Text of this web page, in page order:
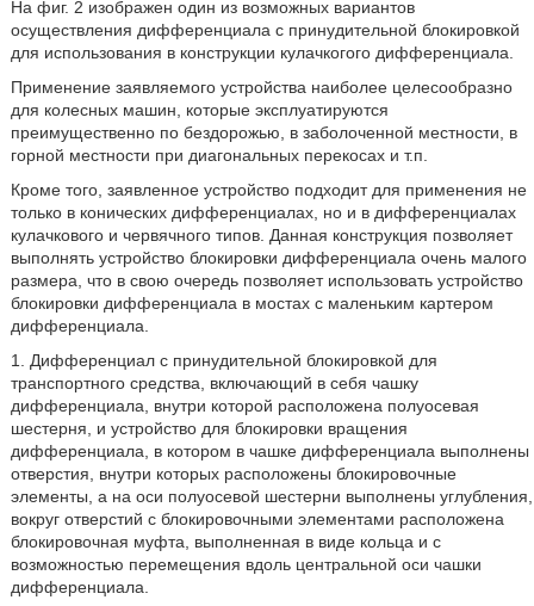
На фиг. 2 изображен один из возможных вариантов
осуществления дифференциала с принудительной блокировкой
для использования в конструкции кулачкогого дифференциала.
Применение заявляемого устройства наиболее целесообразно
для колесных машин, которые эксплуатируются
преимущественно по бездорожью, в заболоченной местности, в
горной местности при диагональных перекосах и т.п.
Кроме того, заявленное устройство подходит для применения не
только в конических дифференциалах, но и в дифференциалах
кулачкового и червячного типов. Данная конструкция позволяет
выполнять устройство блокировки дифференциала очень малого
размера, что в свою очередь позволяет использовать устройство
блокировки дифференциала в мостах с маленьким картером
дифференциала.
1. Дифференциал с принудительной блокировкой для
транспортного средства, включающий в себя чашку
дифференциала, внутри которой расположена полуосевая
шестерня, и устройство для блокировки вращения
дифференциала, в котором в чашке дифференциала выполнены
отверстия, внутри которых расположены блокировочные
элементы, а на оси полуосевой шестерни выполнены углубления,
вокруг отверстий с блокировочными элементами расположена
блокировочная муфта, выполненная в виде кольца и с
возможностью перемещения вдоль центральной оси чашки
дифференциала.